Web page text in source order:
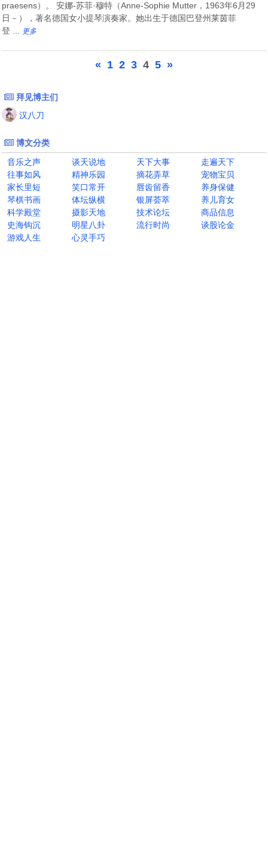
praesens）。 安娜-苏菲·穆特（Anne-Sophie Mutter，1963年6月29
日－），著名德国女小提琴演奏家。她出生于德国巴登州莱茵菲
登 ...
更多
« 1 2 3 4 5 »
拜见博主们
汉八刀
博文分类
音乐之声
谈天说地 天下大事
走遍天下
往事如风
精神乐园 摘花弄草
宠物宝贝
家长里短
笑口常开 唇齿留香
养身保健
琴棋书画
体坛纵横 银屏荟萃
养儿育女
科学殿堂
摄影天地 技术论坛
商品信息
史海钩沉
明星八卦 流行时尚
谈股论金
游戏人生
心灵手巧